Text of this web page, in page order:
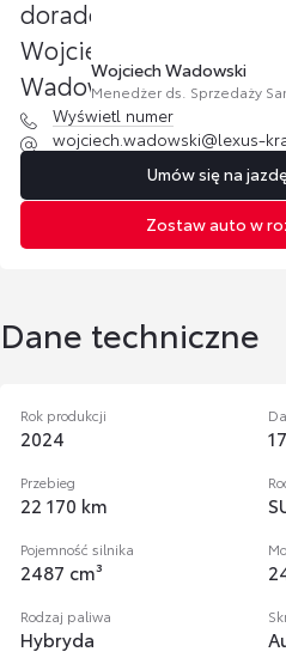
Wojciech Wadowski
Menedżer ds. Sprzedaży
Wyświetl numer
wojciech.wadowski@lexus-
Umów się na
Zostaw auto w
Dane techniczne
Rok produkcji
2024
Przebieg
22 170 km
Pojemność silnika
2487 cm³
Rodzaj paliwa
Hybryda